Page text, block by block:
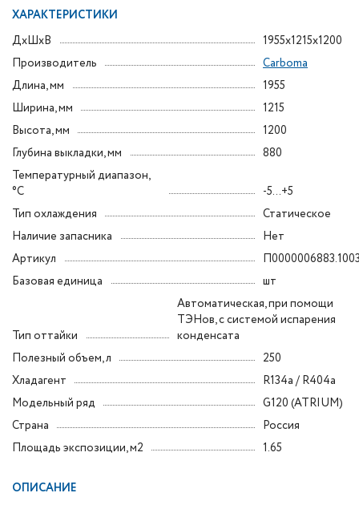
ХАРАКТЕРИСТИКИ
ДxШxВ
1955x1215x1200
Производитель
Carboma
Длина, мм
1955
Ширина, мм
1215
Высота, мм
1200
Глубина выкладки, мм
880
Температурный диапазон,
°C
-5...+5
Тип охлаждения
Статическое
Наличие запасника
Нет
Артикул
Базовая единица
шт
Тип оттайки
Автоматическая, при помощи
ТЭНов, с системой испарения
конденсата
Полезный объем, л
250
Хладагент
R134a / R404a
Модельный ряд
G120 (ATRIUM)
Страна
Россия
Площадь экспозиции, м2
1.65
ОПИСАНИЕ